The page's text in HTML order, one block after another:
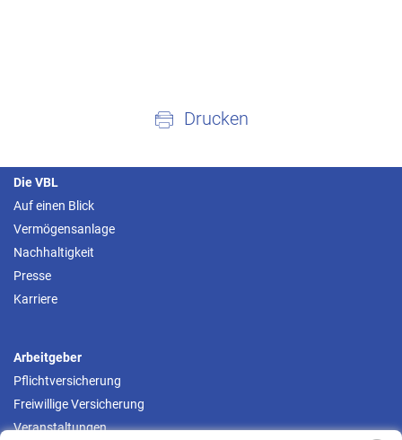
Drucken
Die VBL
Auf einen Blick
Vermögensanlage
Nachhaltigkeit
Presse
Karriere
Arbeitgeber
Pflichtversicherung
Freiwillige Versicherung
Veranstaltungen